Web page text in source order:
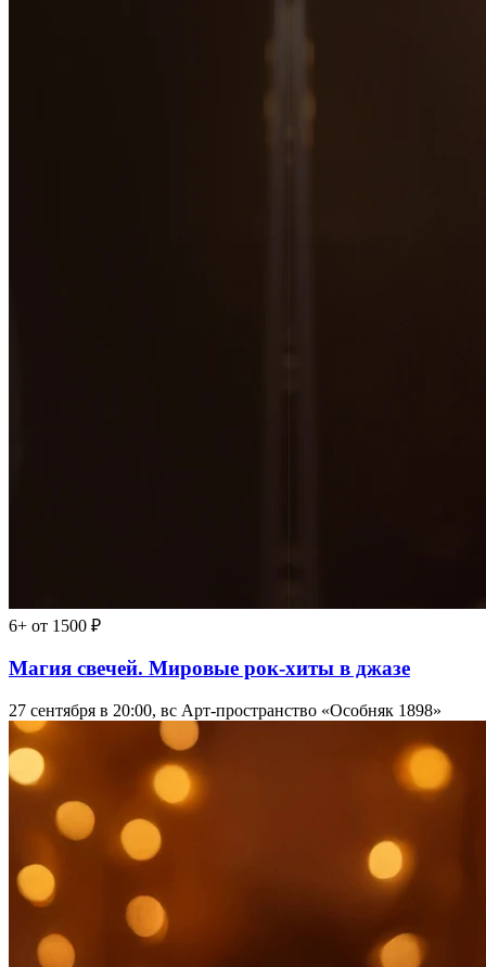
6+ от 1500 ₽
Магия свечей. Мировые рок-хиты в джазе
27 сентября в 20:00, вс Арт-пространство «Особняк 1898»